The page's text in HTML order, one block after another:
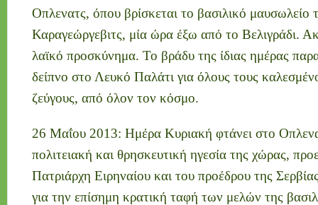
Οπλενατς, όπου βρίσκεται το βασιλικό μαυσωλείο
Καραγεώργεβιτς, μία ώρα έξω από το Βελιγράδι.
λαϊκό προσκύνημα. Το βράδυ της ίδιας ημέρας
δείπνο στο Λευκό Παλάτι για όλους τους
ζεύγους, από όλον τον κόσμο.
26 Μαΐου 2013: Ημέρα Κυριακή φτάνει στο
πολιτειακή και θρησκευτική ηγεσία της χώρας,
Πατριάρχη Ειρηναίου και του προέδρου της
για την επίσημη κρατική ταφή των μελών της